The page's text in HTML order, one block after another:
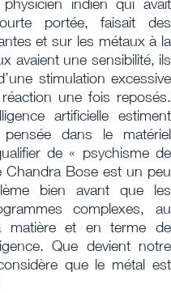
indien qui avait
portée, faisait des
et sur les métaux à la
avaient une sensibilité, ils
stimulation excessive
une fois reposés.
artificielle estiment
dans le matériel
de « psychisme de
Chandra Bose est un peu
bien avant que les
complexes, au
matière et en terme de
Que devient notre
que le métal est